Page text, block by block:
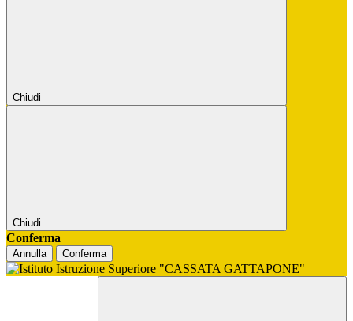
Chiudi
Chiudi
Conferma
Annulla Conferma